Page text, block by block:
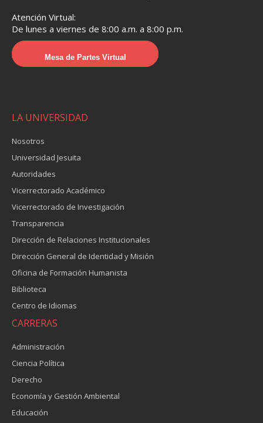
Atención Virtual:
De lunes a viernes de 8:00 a.m. a 8:00 p.m.
Mesa de Partes Virtual
LA UNIVERSIDAD
Nosotros
Universidad Jesuita
Autoridades
Vicerrectorado Académico
Vicerrectorado de Investigación
Transparencia
Dirección de Relaciones Institucionales
Dirección General de Identidad y Misión
Oficina de Formación Humanista
Biblioteca
Centro de Idiomas
CARRERAS
Administración
Ciencia Política
Derecho
Economía y Gestión Ambiental
Educación